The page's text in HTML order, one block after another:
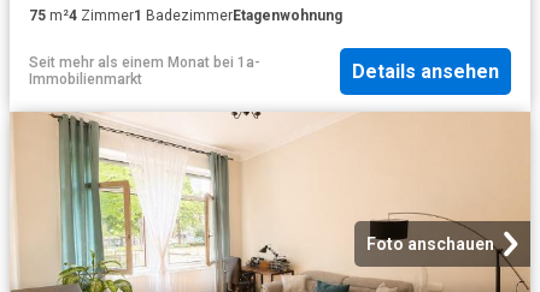
75 m²4 Zimmer1 BadezimmerEtagenwohnung
Seit mehr als einem Monat bei 1a-
Immobilienmarkt
Details ansehen
Foto anschauen